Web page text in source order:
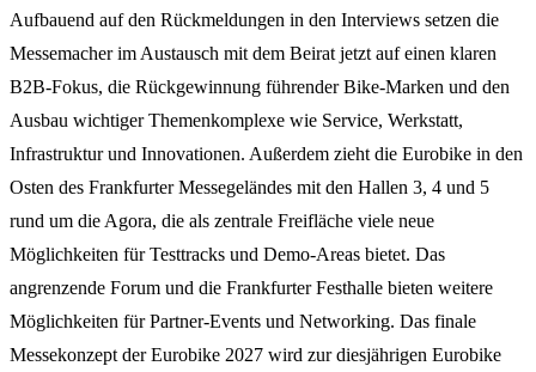
Aufbauend auf den Rückmeldungen in den Interviews setzen die
Messemacher im Austausch mit dem Beirat jetzt auf einen klaren
B2B-Fokus, die Rückgewinnung führender Bike-Marken und den
Ausbau wichtiger Themenkomplexe wie Service, Werkstatt,
Infrastruktur und Innovationen. Außerdem zieht die Eurobike in den
Osten des Frankfurter Messegeländes mit den Hallen 3, 4 und 5
rund um die Agora, die als zentrale Freifläche viele neue
Möglichkeiten für Testtracks und Demo-Areas bietet. Das
angrenzende Forum und die Frankfurter Festhalle bieten weitere
Möglichkeiten für Partner-Events und Networking. Das finale
Messekonzept der Eurobike 2027 wird zur diesjährigen Eurobike